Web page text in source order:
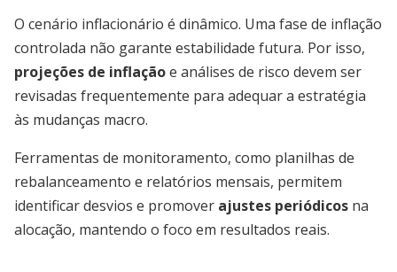
O cenário inflacionário é dinâmico. Uma fase de inflação
controlada não garante estabilidade futura. Por isso,
projeções de inflaçãoe análises de risco devem ser
revisadas frequentemente para adequar a estratégia
às mudanças macro.
Ferramentas de monitoramento, como planilhas de
rebalanceamento e relatórios mensais, permitem
identificar desvios e promover ajustes periódicos na
alocação, mantendo o foco em resultados reais.